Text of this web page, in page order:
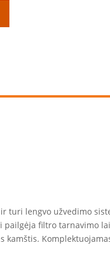
turi lengvo užvedimo
pailgėja filtro tarnavimo